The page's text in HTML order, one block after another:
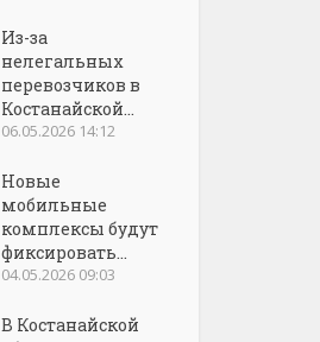
Из-за
нелегальных
перевозчиков в
Костанайской...
06.05.2026 14:12
Новые
мобильные
комплексы будут
фиксировать...
04.05.2026 09:03
В Костанайской